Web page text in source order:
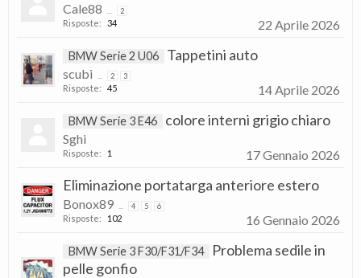
Cale88 2
Risposte: 34 22 Aprile 2026
BMW Serie 2 U06 Tappetini auto
scubi 2 3
Risposte: 45 14 Aprile 2026
BMW Serie 3 E46 colore interni grigio chiaro
Sghi
Risposte: 1 17 Gennaio 2026
Eliminazione portatarga anteriore estero
Bonox89 4 5 6
Risposte: 102 16 Gennaio 2026
BMW Serie 3 F30/F31/F34
Problema sedile in
pelle gonfio